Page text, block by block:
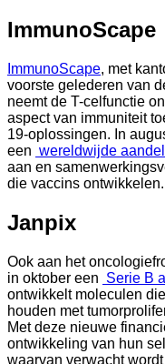
ImmunoScape
ImmunoScape, met
voorste gelederen van
neemt de T-celfunctie
aspect van immuniteit
19-oplossingen. In
een wereldwijde
aan en
die vaccins ontwikkelen.
Janpix
Ook aan het
in oktober een Serie B
ontwikkelt moleculen
houden met
Met deze nieuwe
ontwikkeling van hun
waarvan verwacht